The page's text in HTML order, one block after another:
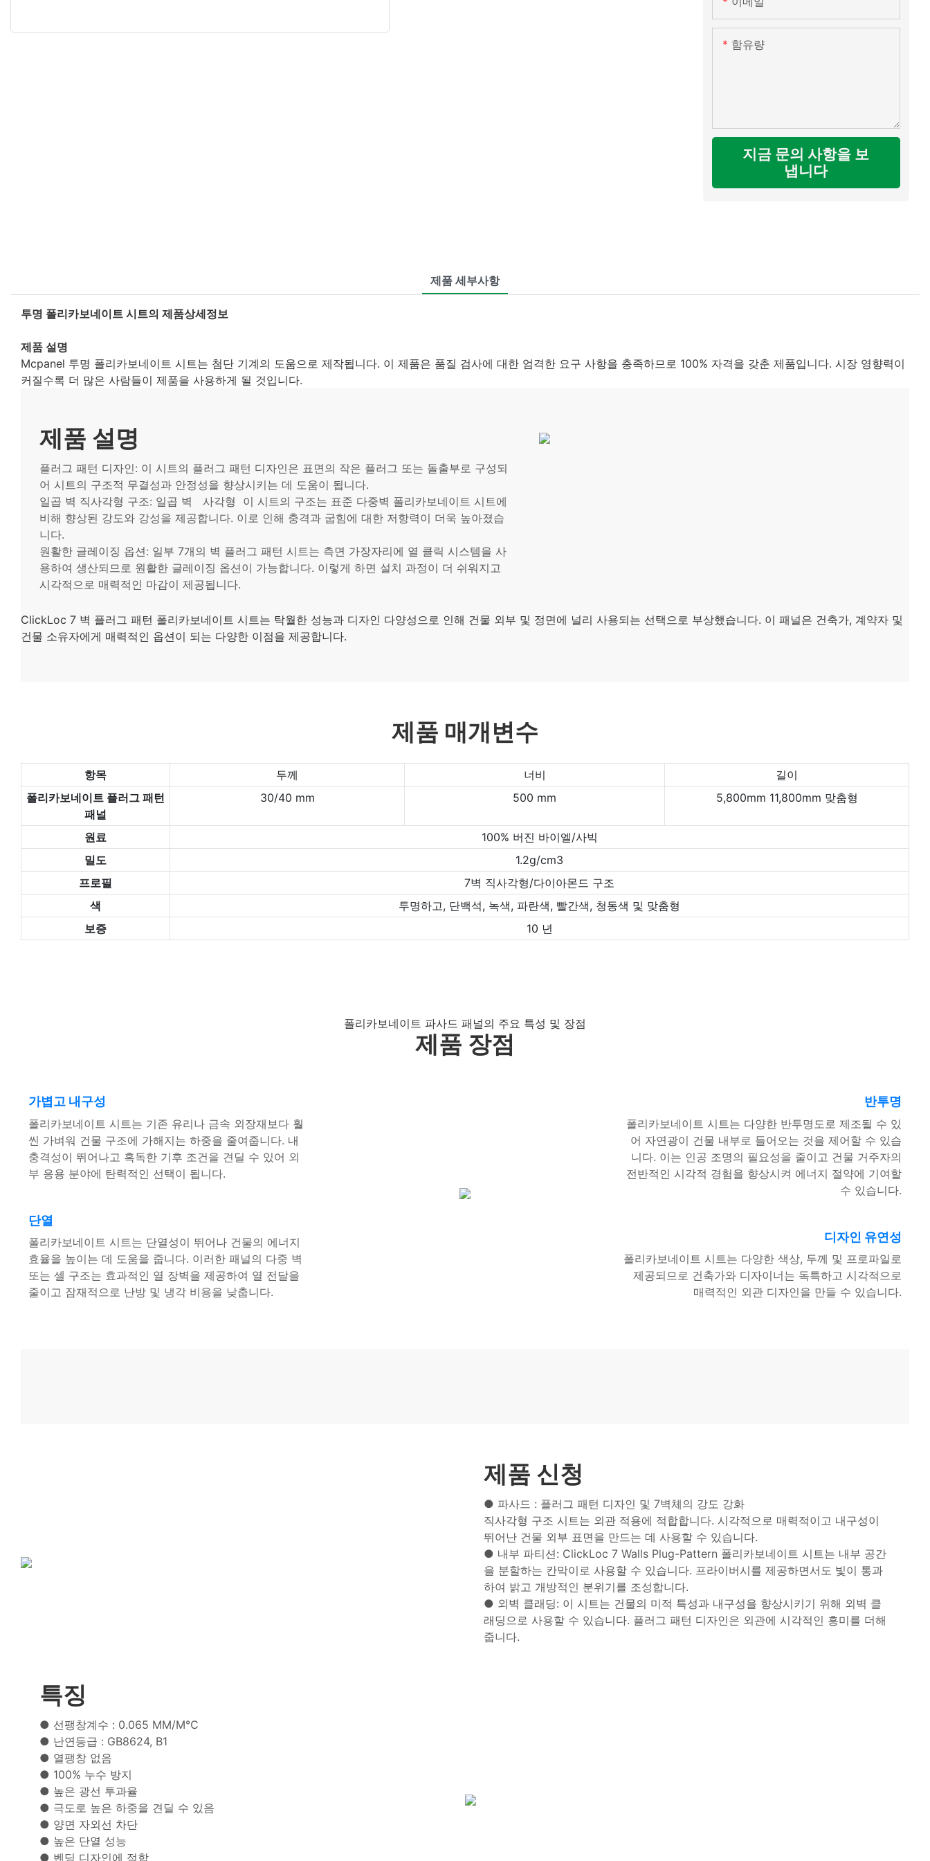
함유량
지금 문의 사항을 보
냅니다
제품 세부사항
투명 폴리카보네이트 시트의 제품상세정보
제품 설명
Mcpanel 투명 폴리카보네이트 시트는 첨단 기계의 도움으로 제작됩니다. 이 제품은 품질 검사에 대한 엄격한 요구 사항을 충족하므로 100% 자격을 갖춘 제품입니다. 시장 영향력이
커질수록 더 많은 사람들이 제품을 사용하게 될 것입니다.
제품 설명
플러그 패턴 디자인: 이 시트의 플러그 패턴 디자인은 표면의 작은 플러그 또는 돌출부로 구성되
어 시트의 구조적 무결성과 안정성을 향상시키는 데 도움이 됩니다.
일곱 벽 직사각형 구조: 일곱 벽
사각형
이 시트의 구조는 표준 다중벽 폴리카보네이트 시트에
비해 향상된 강도와 강성을 제공합니다. 이로 인해 충격과 굽힘에 대한 저항력이 더욱 높아졌습
니다.
원활한 글레이징 옵션: 일부 7개의 벽 플러그 패턴 시트는 측면 가장자리에 열 클릭 시스템을 사
용하여 생산되므로 원활한 글레이징 옵션이 가능합니다. 이렇게 하면 설치 과정이 더 쉬워지고
시각적으로 매력적인 마감이 제공됩니다.
ClickLoc 7 벽 플러그 패턴 폴리카보네이트 시트는 탁월한 성능과 디자인 다양성으로 인해 건물 외부 및 정면에 널리 사용되는 선택으로 부상했습니다. 이 패널은 건축가, 계약자 및
건물 소유자에게 매력적인 옵션이 되는 다양한 이점을 제공합니다.
제품 매개변수
항목 두께 너비
길이
폴리카보네이트 플러그 패턴
패널
30/40 mm 500 mm 5,800mm 11,800mm 맞춤형
원료
100% 버진 바이엘/사빅
밀도
1.2g/cm3
프로필
7벽 직사각형/다이아몬드 구조
색
투명하고, 단백석, 녹색, 파란색, 빨간색, 청동색 및 맞춤형
보증
10 년
폴리카보네이트 파사드 패널의 주요 특성 및 장점
제품 장점
가볍고 내구성
폴리카보네이트 시트는 기존 유리나 금속 외장재보다 훨
씬 가벼워 건물 구조에 가해지는 하중을 줄여줍니다. 내
충격성이 뛰어나고 혹독한 기후 조건을 견딜 수 있어 외
부 응용 분야에 탄력적인 선택이 됩니다.
단열
폴리카보네이트 시트는 단열성이 뛰어나 건물의 에너지
효율을 높이는 데 도움을 줍니다. 이러한 패널의 다중 벽
또는 셀 구조는 효과적인 열 장벽을 제공하여 열 전달을
줄이고 잠재적으로 난방 및 냉각 비용을 낮춥니다.
반투명
폴리카보네이트 시트는 다양한 반투명도로 제조될 수 있
어 자연광이 건물 내부로 들어오는 것을 제어할 수 있습
니다. 이는 인공 조명의 필요성을 줄이고 건물 거주자의
전반적인 시각적 경험을 향상시켜 에너지 절약에 기여할
수 있습니다.
디자인 유연성
폴리카보네이트 시트는 다양한 색상, 두께 및 프로파일로
제공되므로 건축가와 디자이너는 독특하고 시각적으로
매력적인 외관 디자인을 만들 수 있습니다.
제품 신청
● 파사드 : 플러그 패턴 디자인 및 7벽체의 강도 강화
직사각형 구조 시트는 외관 적용에 적합합니다. 시각적으로 매력적이고 내구성이
뛰어난 건물 외부 표면을 만드는 데 사용할 수 있습니다.
● 내부 파티션: ClickLoc 7 Walls Plug-Pattern 폴리카보네이트 시트는 내부 공간
을 분할하는 칸막이로 사용할 수 있습니다. 프라이버시를 제공하면서도 빛이 통과
하여 밝고 개방적인 분위기를 조성합니다.
● 외벽 클래딩: 이 시트는 건물의 미적 특성과 내구성을 향상시키기 위해 외벽 클
래딩으로 사용할 수 있습니다. 플러그 패턴 디자인은 외관에 시각적인 흥미를 더해
줍니다.
특징
● 선팽창계수 : 0.065 MM/M℃
● 난연등급 : GB8624, B1
● 열팽창 없음
● 100% 누수 방지
● 높은 광선 투과율
● 극도로 높은 하중을 견딜 수 있음
● 양면 자외선 차단
● 높은 단열 성능
● 벤딩 디자인에 적합